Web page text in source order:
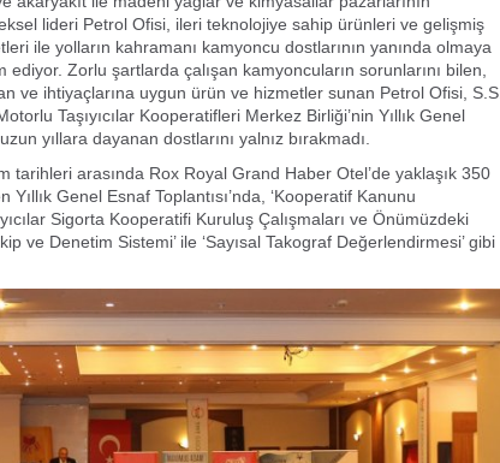
lideri Petrol Ofisi, ileri teknolojiye sahip ürünleri ve gelişmiş
ile yolların kahramanı kamyoncu dostlarının yanında olmaya
ediyor. Zorlu şartlarda çalışan kamyoncuların sorunlarını bilen,
ve ihtiyaçlarına uygun ürün ve hizmetler sunan Petrol Ofisi, S.S.
Taşıyıcılar Kooperatifleri Merkez Birliği’nin Yıllık Genel
yıllara dayanan dostlarını yalnız bırakmadı.
tarihleri arasında Rox Royal Grand Haber Otel’de yaklaşık 350
Yıllık Genel Esnaf Toplantısı’nda, ‘Kooperatif Kanunu
Sigorta Kooperatifi Kuruluş Çalışmaları ve Önümüzdeki
ve Denetim Sistemi’ ile ‘Sayısal Takograf Değerlendirmesi’ gibi